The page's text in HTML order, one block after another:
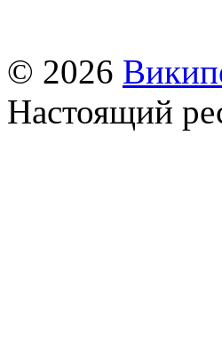
© 2026
Настоящий